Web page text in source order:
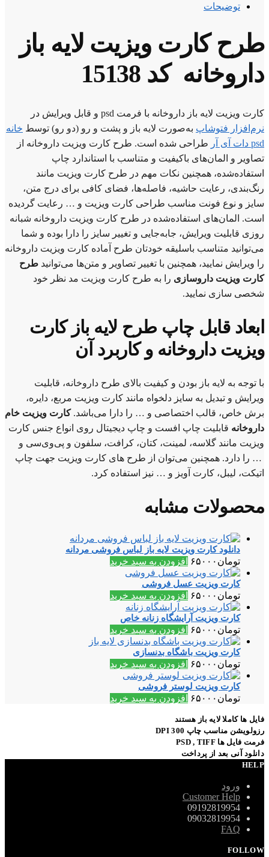
توضیحات
طرح کارت ویزیت لایه باز
داروخانه کد 15138
کارت ویزیت لایه باز داروخانه با فرمت psd و قابل ویرایش در
نرم‌افزار فتوشاپ به‌صورت لایه باز و پشت و رو (دو رو) توسط خانه
psd دات آی آر
طراحی شده است. طرح کارت ویزیت داروخانه از
تصاویر و المان‌های باکیفیت و متناسب با استاندارد چاپ
استفاده‌شده، همچنین نکات مهم در طرح کارت ویزیت مانند
رنگ‌بندی، رعایت حاشیه، فاصله‌ها، فضای کافی برای درج متن،
سایز و نوع فونت مناسب طراحی کارت ویزیت و … رعایت گردیده
است. المان‌های استفاده‌شده در طرح کارت ویزیت داروخانه شبانه
روزی قابلیت ویرایش، جابه‌جایی و تغییر سایز را دارا بوده و شما
می‌توانید متناسب باسلیقه خودتان طرح آماده کارت ویزیت داروخانه
را ویرایش نمایید، همچنین با تغییر تصاویر و متن‌ها می‌توانید طرح
کارت ویزیت داروسازی را به طرح کارت ویزیت مد نظر خود
شخصی سازی نمایید.
ابعاد قابل چاپ طرح لایه باز کارت
ویزیت داروخانه و کاربرد آن
با توجه به لایه باز بودن و کیفیت بالای طرح داروخانه، قابلیت
ویرایش و تبدیل به سایز دلخواه مانند کارت ویزیت مربع، دایره،
برش خاص، قالب اختصاصی و … را دارا می‌باشد.کارت ویزیت خام
داروخانه قابلیت چاپ افست و چاپ دیجیتال روی انواع جنس کارت
ویزیت مانند گلاسه، لمینت، کتان، کرافت، سلفون و پی‌وی‌سی و
… را دارد. همچنین می‌توان از طرح های کارت ویزیت جهت چاپ
اتیکت، لیبل، کارت آویز و … نیز استفاده کرد.
محصولات مشابه
دانلود کارت ویزیت لایه باز لباس فروشی مردانه
تومان ۶۵۰۰۰ افزودن به سبد خرید
کارت ویزیت عسل فروشی
تومان ۶۵۰۰۰ افزودن به سبد خرید
کارت ویزیت آرایشگاه زنانه خاص
تومان ۶۵۰۰۰ افزودن به سبد خرید
کارت ویزیت باشگاه بدنسازی
تومان ۶۵۰۰۰ افزودن به سبد خرید
کارت ویزیت لوستر فروشی
تومان ۶۵۰۰۰ افزودن به سبد خرید
فایل ها کاملا لایه باز هستند
رزولویشن مناسب چاپ 300 DPI
فرمت فایل ها PSD , TIFF
دانلود آنی بعد از پرداخت
HELP
ورود
Customer Help
09192819954
09032819954
FAQ
FOLLOW